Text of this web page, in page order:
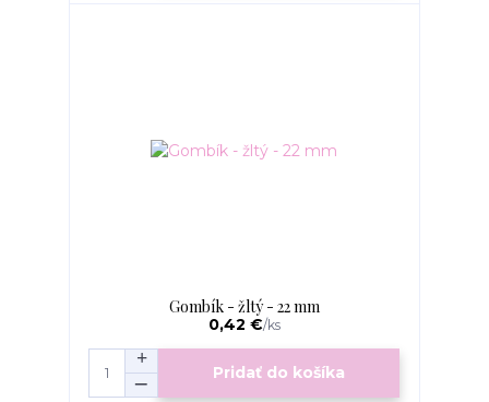
Gombík - žltý - 22 mm
0,42 €/ks
Pridať do košíka